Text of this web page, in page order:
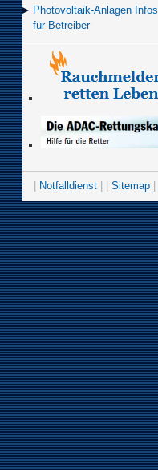
Photovoltaik-Anlagen Infos
für Betreiber
Notfalldienst Sitemap